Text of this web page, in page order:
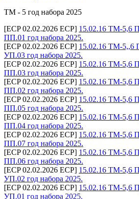
ТМ - 5 год набора 2025
[ECP 02.02.2026 ECP] 15.02.16 ТМ-5,6
ПП.01 год набора 2025.
[ECP 02.02.2026 ECP] 15.02.16 ТМ-5,,6
УП.03 год набора 2025.
[ECP 02.02.2026 ECP] 15.02.16 ТМ-5,6
ПП.03 год набора 2025.
[ECP 02.02.2026 ECP] 15.02.16 ТМ-5,6
ПП.02 год набора 2025.
[ECP 02.02.2026 ECP] 15.02.16 ТМ-5,6
ПП.05 год набора 2025.
[ECP 02.02.2026 ECP] 15.02.16 ТМ-5,6
ПП.04 год набора 2025.
[ECP 02.02.2026 ECP] 15.02.16 ТМ-5,6
ПП.07 год набора 2025.
[ECP 02.02.2026 ECP] 15.02.16 ТМ-5,6
ПП.06 год набора 2025.
[ECP 02.02.2026 ECP] 15.02.16 ТМ-5,6
УП.02 год набора 2025.
[ECP 02.02.2026 ECP] 15.02.16 ТМ-5,6
УП.01 год набора 2025.